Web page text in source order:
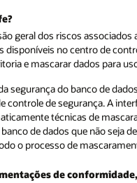
geral dos riscos
no centro de
e mascarar dados para
segurança do banco de
de segurança. A
técnicas de
de dados que não seja
o processo de
de conformidade,